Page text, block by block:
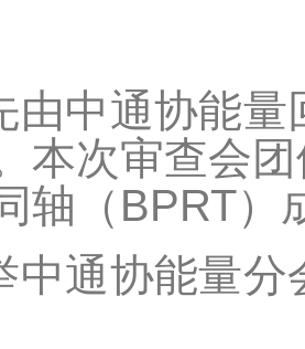
由中通协能
本次审查会
轴（BPRT）
中通协能量